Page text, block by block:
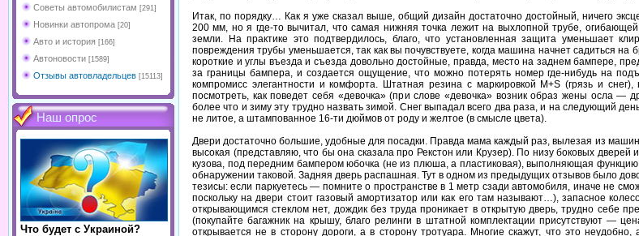
Советы автомобилистам [291]
Новинки автопрома [20]
Авто и история [166]
Автоновости [1589]
Отзывы автовладельцев [15113]
Наш опрос
Что будет с Украиной?
Итак, по порядку… Как я уже сказал выше, общий дизайн достаточно достойный, ничего
200 мм, но я где-то вычитал, что самая нижняя точка лежит на выхлопной трубе,
земли. На практике это подтвердилось, благо, что установленная защита уменьшает
повреждения трубы уменьшается, так как вы почувствуете, когда машина начнет садиться на
короткие и углы въезда и съезда довольно достойные, правда, место на заднем бампере,
за границы бампера, и создается ощущение, что можно потерять номер где-нибудь на
компромисс элегантности и комфорта. Штатная резина с маркировкой M+S (грязь и
посмотреть, как поведет себя «девочка» (при слове «девочка» возник образ жены осла —
более что и зиму эту трудно назвать зимой. Снег выпадал всего два раза, и на следующий
не литое, а штампованное 16-ти дюймов от роду и желтое (в смысле цвета).
Двери достаточно большие, удобные для посадки. Правда мама каждый раз, вылезая из
высокая (представляю, что бы она сказала про Рекстон или Крузер). По низу боковых
кузова, под передним бампером юбочка (не из плюша, а пластиковая), выполняющая
обнаружении таковой. Задняя дверь распашная. Тут в одном из предыдущих отзывов было
тезисы: если паркуетесь — помните о пространстве в 1 метр сзади автомобиля, иначе не
поскольку на двери стоит газовый амортизатор или как его там называют…), запасное
открывающимся стеклом нет, дождик без труда проникает в открытую дверь, трудно себе
(покупайте багажник на крышу, благо релинги в штатной комплектации присутствуют —
открывается не в сторону дороги, а в сторону тротуара. Многие скажут, что это